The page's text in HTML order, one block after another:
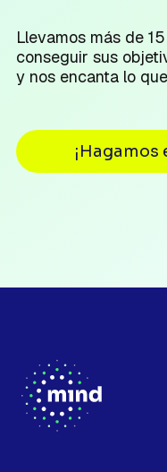
Llevamos más de
conseguir sus
y nos encanta lo
¡Hagamos